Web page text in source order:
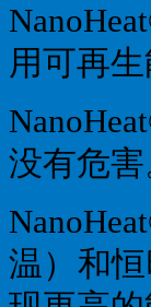
用可再
没有危
温）和